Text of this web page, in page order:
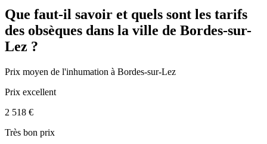
Que faut-il savoir et quels sont les tarifs
des obsèques dans la ville de Bordes-sur-
Lez ?
Prix moyen de l'inhumation à Bordes-sur-Lez
Prix excellent
2 518 €
Très bon prix